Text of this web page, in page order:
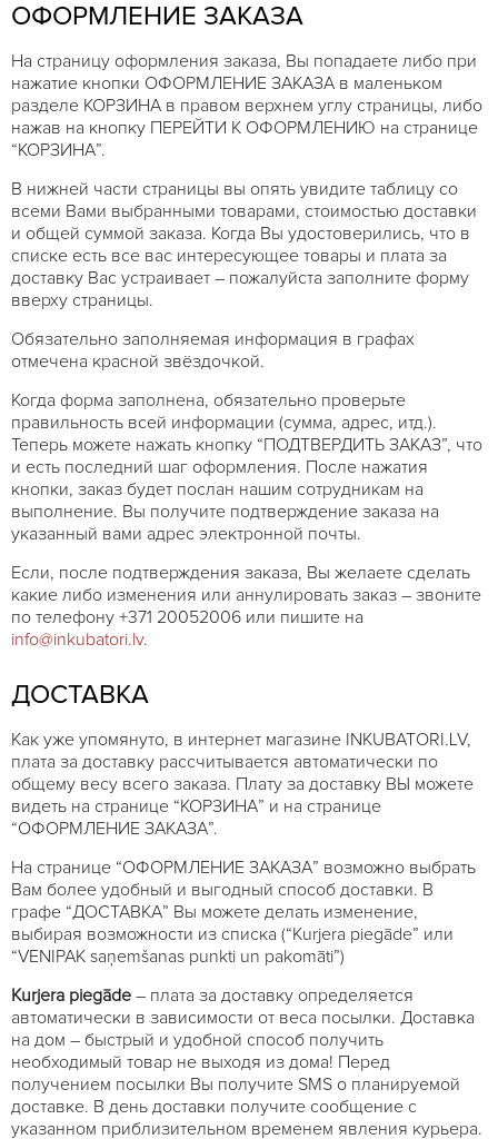
ОФОРМЛЕНИЕ ЗАКАЗА
На страницу оформления заказа, Вы попадаете либо при
нажатие кнопки ОФОРМЛЕНИЕ ЗАКАЗА в маленьком
разделе КОРЗИНА в правом верхнем углу страницы, либо
нажав на кнопку ПЕРЕЙТИ К ОФОРМЛЕНИЮ на странице
“КОРЗИНА”.
В нижней части страницы вы опять увидите таблицу сo
всеми Вами выбранными товарами, стоимостью доставки
и общей суммой заказа. Когда Вы удостоверились, что в
списке есть все вас интересующее товары и плата за
доставку Вас устраивает – пожалуйста заполните форму
вверху страницы.
Обязательно заполняемая информация в графах
отмечена красной звёздочкой.
Когда форма заполнена, обязательно проверьте
правильность всей информации (сумма, адрес, итд.).
Теперь можете нажать кнопку “ПОДТВЕРДИТЬ ЗАКАЗ”, что
и есть последний шаг оформления. После нажатия
кнопки, заказ будет послан нашим сотрудникам на
выполнение. Вы получите подтверждение заказа на
указанный вами адрес электронной почты.
Если, после подтверждения заказа, Вы желаете сделать
какие либо изменения или аннулировать заказ – звоните
по телефону +371 20052006 или пишите на
info@inkubatori.lv.
ДОСТАВКА
Как уже упомянуто, в интернет магазине INKUBATORI.LV,
плата за доставку рассчитывается автоматически по
общему весу всего заказа. Плату за доставку ВЫ можете
видеть на странице “КОРЗИНА” и на странице
“ОФОРМЛЕНИЕ ЗАКАЗА”.
На странице “ОФОРМЛЕНИЕ ЗАКАЗА” возможно выбрать
Вам более удобный и выгодный способ доставки. В
графе “ДОСТАВКА” Вы можете делать изменение,
выбирая возможности из списка (“Kurjera piegāde” или
“VENIPAK saņemšanas punkti un pakomāti”)
Kurjera piegāde – плата за доставку определяется
автоматически в зависимости от веса посылки. Доставка
на дом – быстрый и удобной способ получить
необходимый товар не выходя из дома! Перед
получением посылки Вы получите SMS о планируемой
доставке. В день доставки получите сообщение с
указанном приблизительном временем явления курьера.